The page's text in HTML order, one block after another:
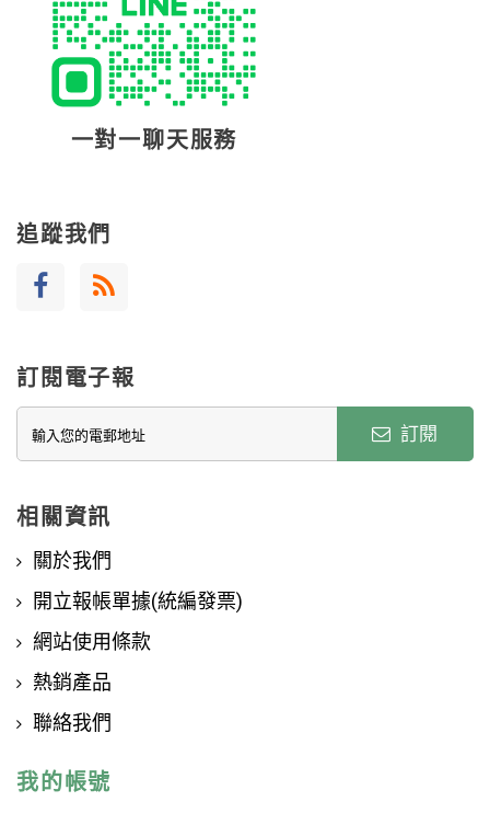
一對一聊天服務
追蹤我們
訂閱電子報
訂閱
相關資訊
關於我們
開立報帳單據(統編發票)
網站使用條款
熱銷產品
聯絡我們
我的帳號